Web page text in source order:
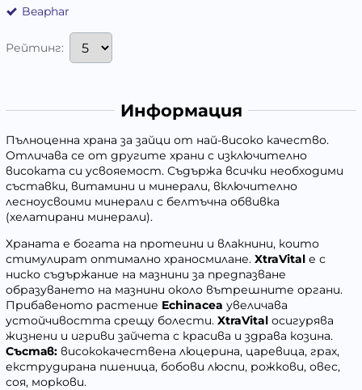
Beaphar
Рейтинг:
Информация
Пълноценна храна за зайци от най-високо качество.
Отличава се от другите храни с изключително
високата си усвояемост. Съдържа всички необходими
съставки, витамини и минерали, включително
лесноусвоими минерали с белтъчна обвивка
(хелатирани минерали).
Храната е богата на протеини и влакнини, които
стимулират оптимално храносмилане. XtraVital е с
ниско съдържание на мазнини за предпазване
образуването на мазнини около вътрешните органи.
Прибавеното растение Echinacea увеличава
устойчивостта срещу болести. XtraVital осигурява
жизнени и игриви зайчета с красива и здрава козина.
Състав: висококачествена люцерина, царевица, грах,
екструдирана пшеница, бобови люспи, рожкови, овес,
соя, моркови.